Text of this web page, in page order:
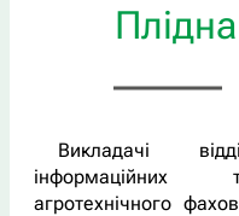
Викладачі
інформаційних
агротехнічного